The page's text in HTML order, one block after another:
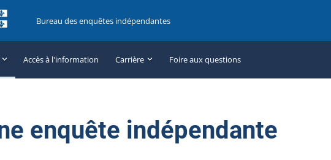
Bureau des enquêtes indépendantes
Accès à l'information Carrière Foire aux questions
enquête indépendante